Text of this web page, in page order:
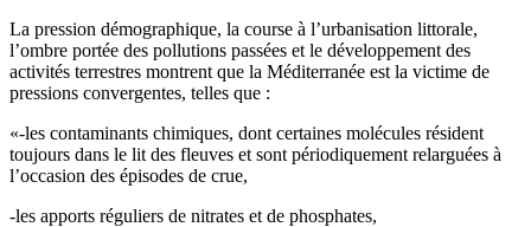
La pression démographique, la course à l’urbanisation littorale,
l’ombre portée des pollutions passées et le développement des
activités terrestres montrent que la Méditerranée est la victime de
pressions convergentes, telles que :
«-les contaminants chimiques, dont certaines molécules résident
toujours dans le lit des fleuves et sont périodiquement relarguées à
l’occasion des épisodes de crue,
-les apports réguliers de nitrates et de phosphates,